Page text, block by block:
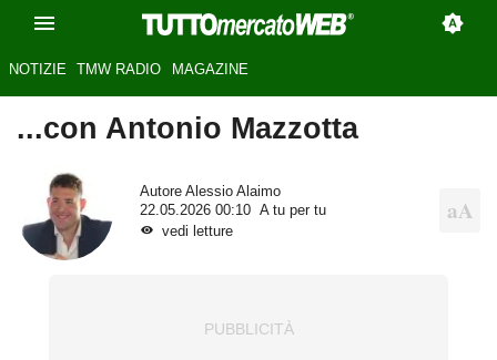
NOTIZIE TMW RADIO MAGAZINE
...con Antonio Mazzotta
Autore Alessio Alaimo
22.05.2026 00:10
A tu per tu
vedi letture